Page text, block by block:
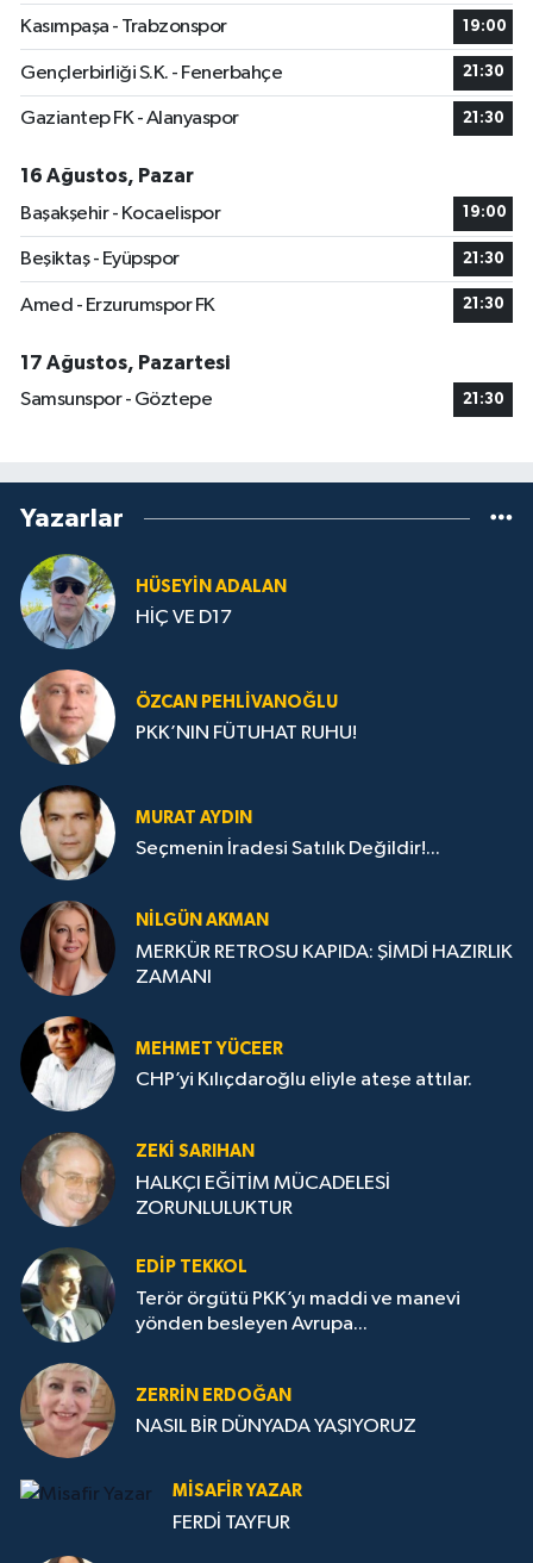
Kasımpaşa - Trabzonspor 19:00
Gençlerbirliği S.K. - Fenerbahçe 21:30
Gaziantep FK - Alanyaspor 21:30
16 Ağustos, Pazar
Başakşehir - Kocaelispor
19:00
Beşiktaş - Eyüpspor 21:30
Amed - Erzurumspor FK 21:30
17 Ağustos, Pazartesi
Samsunspor - Göztepe
21:30
Yazarlar
HÜSEYIN ADALAN
HİÇ VE D17
ÖZCAN PEHLIVANOĞLU
PKK’NIN FÜTUHAT RUHU!
MURAT AYDIN
Seçmenin İradesi Satılık Değildir!...
NILGÜN AKMAN
MERKÜR RETROSU KAPIDA: ŞİMDİ HAZIRLIK
ZAMANI
MEHMET YÜCEER
CHP’yi Kılıçdaroğlu eliyle ateşe attılar.
ZEKI SARIHAN
HALKÇI EĞİTİM MÜCADELESİ
ZORUNLULUKTUR
EDIP TEKKOL
Terör örgütü PKK’yı maddi ve manevi
yönden besleyen Avrupa...
ZERRIN ERDOĞAN
NASIL BİR DÜNYADA YAŞIYORUZ
MISAFIR YAZAR
FERDİ TAYFUR